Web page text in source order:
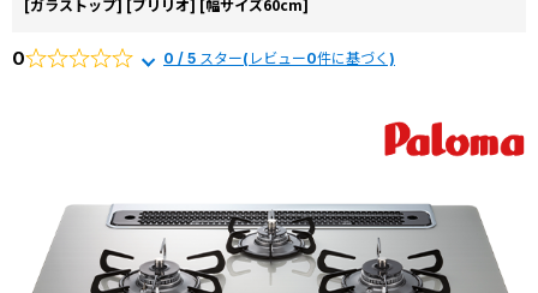
商品一覧か
交換費用
0 0 / 5 スター(レビュー0件に基づく)